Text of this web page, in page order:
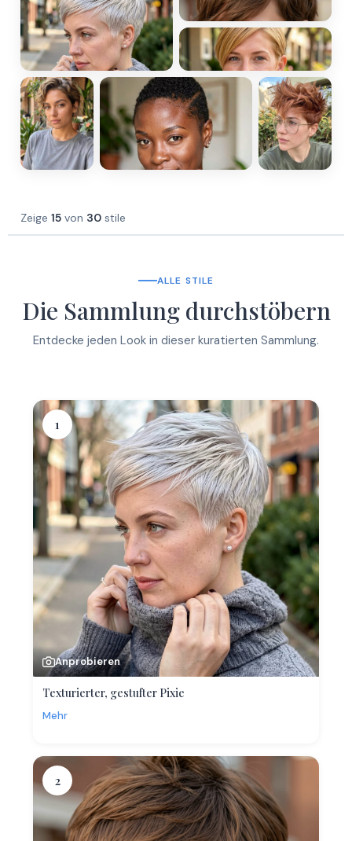
Zeige 15 von 30 stile
ALLE STILE
Die Sammlung durchstöbern
Entdecke jeden Look in dieser kuratierten Sammlung.
1
Anprobieren
Texturierter, gestufter Pixie
Mehr
2